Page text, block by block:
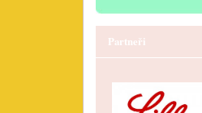
Partneři